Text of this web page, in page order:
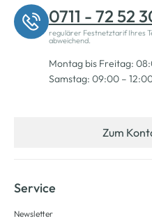
0711 - 72 52
regulärer Festnetztarif Ihres
abweichend.
Montag bis Freitag:
Samstag: 09:00 –
Zum
Service
Newsletter